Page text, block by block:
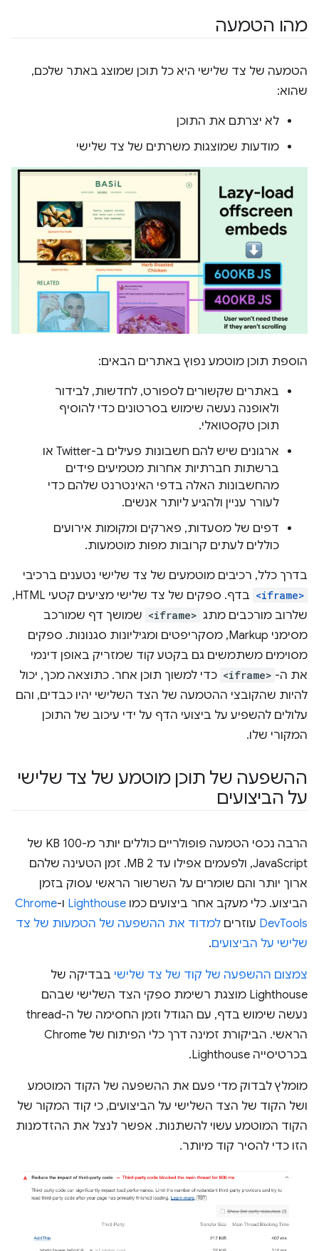
מהו הטמעה
הטמעה של צד שלישי היא כל תוכן שמוצג באתר שלכם,
שהוא:
לא יצרתם את התוכן
מודעות שמוצגות משרתים של צד שלישי
הוספת תוכן מוטמע נפוץ באתרים הבאים:
באתרים שקשורים לספורט, לחדשות, לבידור
ולאופנה נעשה שימוש בסרטונים כדי להוסיף
תוכן טקסטואלי.
ארגונים שיש להם חשבונות פעילים ב-Twitter או
ברשתות חברתיות אחרות מטמיעים פידים
מהחשבונות האלה בדפי האינטרנט שלהם כדי
לעורר עניין ולהגיע ליותר אנשים.
דפים של מסעדות, פארקים ומקומות אירועים
כוללים לעתים קרובות מפות מוטמעות.
בדרך כלל, רכיבים מוטמעים של צד שלישי נטענים ברכיבי
<iframe>
בדף. ספקים של צד שלישי מציעים קטעי HTML,
שלרוב מורכבים מתג <iframe> שמושך דף שמורכב
מסימני Markup, מסקריפטים ומגיליונות סגנונות. ספקים
מסוימים משתמשים גם בקטע קוד שמזריק באופן דינמי
את ה- <iframe> כדי למשוך תוכן אחר. כתוצאה מכך, יכול
להיות שהקובצי ההטמעה של הצד השלישי יהיו כבדים, והם
עלולים להשפיע על ביצועי הדף על ידי עיכוב של התוכן
המקורי שלו.
ההשפעה של תוכן מוטמע של צד שלישי
על הביצועים
הרבה נכסי הטמעה פופולריים כוללים יותר מ-100 KB של
JavaScript, ולפעמים אפילו עד 2 MB. זמן הטעינה שלהם
ארוך יותר והם שומרים על השרשור הראשי עסוק בזמן
הביצוע. כלי מעקב אחר ביצועים כמו Lighthouse ו-Chrome
DevTools עוזרים למדוד את ההשפעה של הטמעות של צד
שלישי על הביצועים.
צמצום ההשפעה של קוד של צד שלישי בבדיקה של
Lighthouse מוצגת רשימת ספקי הצד השלישי שבהם
נעשה שימוש בדף, עם הגודל וזמן החסימה של ה-thread
הראשי. הביקורת זמינה דרך כלי הפיתוח של Chrome
בכרטיסייה Lighthouse.
מומלץ לבדוק מדי פעם את ההשפעה של הקוד המוטמע
ושל הקוד של הצד השלישי על הביצועים, כי קוד המקור של
הקוד המוטמע עשוי להשתנות. אפשר לנצל את ההזדמנות
הזו כדי להסיר קוד מיותר.